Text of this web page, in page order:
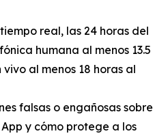
real, las 24 horas del
humana al menos 13.5
al menos 18 horas al
falsas o engañosas sobre
y cómo protege a los